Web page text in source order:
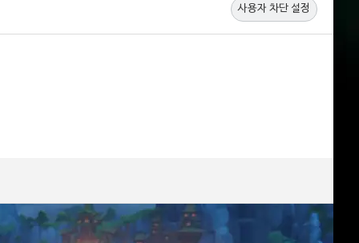
사용자 차단 설정